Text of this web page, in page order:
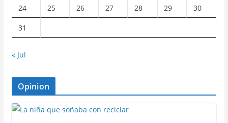
24 25 26 27 28 29 30
31
« Jul
Opinion